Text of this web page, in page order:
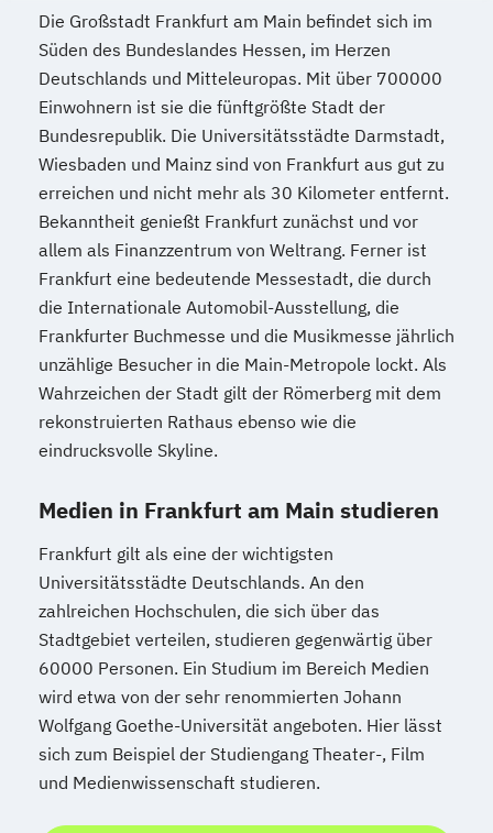
Die Großstadt Frankfurt am Main befindet sich im
Süden des Bundeslandes Hessen, im Herzen
Deutschlands und Mitteleuropas. Mit über 700000
Einwohnern ist sie die fünftgrößte Stadt der
Bundesrepublik. Die Universitätsstädte Darmstadt,
Wiesbaden und Mainz sind von Frankfurt aus gut zu
erreichen und nicht mehr als 30 Kilometer entfernt.
Bekanntheit genießt Frankfurt zunächst und vor
allem als Finanzzentrum von Weltrang. Ferner ist
Frankfurt eine bedeutende Messestadt, die durch
die Internationale Automobil-Ausstellung, die
Frankfurter Buchmesse und die Musikmesse jährlich
unzählige Besucher in die Main-Metropole lockt. Als
Wahrzeichen der Stadt gilt der Römerberg mit dem
rekonstruierten Rathaus ebenso wie die
eindrucksvolle Skyline.
Medien in Frankfurt am Main studieren
Frankfurt gilt als eine der wichtigsten
Universitätsstädte Deutschlands. An den
zahlreichen Hochschulen, die sich über das
Stadtgebiet verteilen, studieren gegenwärtig über
60000 Personen. Ein Studium im Bereich Medien
wird etwa von der sehr renommierten Johann
Wolfgang Goethe-Universität angeboten. Hier lässt
sich zum Beispiel der Studiengang Theater-, Film
und Medienwissenschaft studieren.